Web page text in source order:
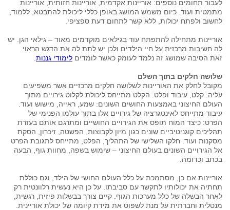
לעבור תחומים נוספים: אוריינות אקדמית, אוריינות חזותית, אוריינות
מתמטית ועוד. כיום משמש המושג באופן כללי ליכולת להתבטא, ללמוד,
לחשוב ולפתח יכולות, ללא קשר לתחום דעת ספציפי.
אוריינות מתחילה להתפתח עוד בגילאים מוקדמים מאוד – גילאי הגן. יש
לה חשיבות מרכזית על חיי הילדים ולכן יש לתת לה את הדגש הראוי.
זאת הסיבה שמושג זה נלמד לעומק כאשר לומדים לימודי גננות
שלושה חלקים בתוך השלם
מקובל לחלק את האוריינות לשלושה חלקים מרכזיים אשר משפיעים
עליה: קלט, עיבוד ופלט. הקלט מתייחס ליכולת לקלוט גירויים מתוך
העולם החיצוני באמצעות החושים השונים: שמע, ראייה, מישוש ועוד.
עיבוד מתייחס לאינטגרציה של גירויים אלו בתוך עולמו הפנימי של
הפרט: כיצד המוח תופס את הגירויים החושיים ומתרגם אותם בעזרת
תהליכים קוגניטיביים שונים כגון מיון לקבוצות, הפשטה, זיכרון, הסקת
מסקנות ועוד. חלקו השלישי של התהליך, הפלט, מתייחס לתגובת הפרט
אל הגירויים השונים בעולם החיצוני – שימוש בשפה, מחוות גוף, הבעה
בכתב וכדומה.
אוריינות אם כן, מסתמכת על כלל העולם החושי של הילד, וגם כוללת
תחתיה את יכולותיו לתקשר עם סביבתו. על כן היא נעשית רלוונטית רק
לאחר הבשלה של כלל מערכות הגוף. קיים צורך בבשלות פיזית, רגשית,
מנטלית וחברתית על מנת לשפוט את מידת קיומה של יכולת אוריינית.